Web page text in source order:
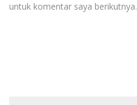
untuk komentar saya berikutnya.